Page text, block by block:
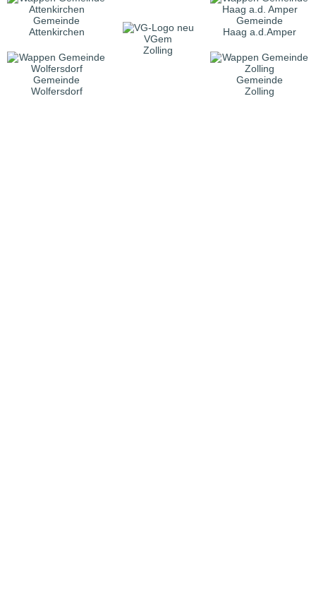
Gemeinde
Attenkirchen
VGem
Zolling
Gemeinde
Haag a.d.Amper
Gemeinde
Wolfersdorf
Gemeinde
Zolling